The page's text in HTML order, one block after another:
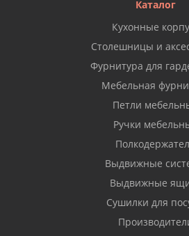
Каталог
Кухонные
Столешницы и
Фурнитура для
Мебельная
Петли
Ручки
Выдвижные
Выдвижные
Сушилки для